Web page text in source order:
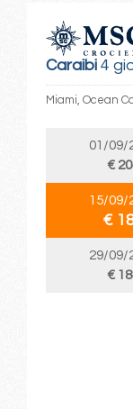
Caraibi4
Miami, Ocean
01/09/
€
15/09/
€
29/09/
€